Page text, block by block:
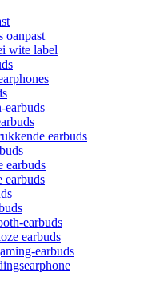
oanpast
wite label
earbuds
earbuds
earbuds
earbuds
earbuds
earbuds
earbuds